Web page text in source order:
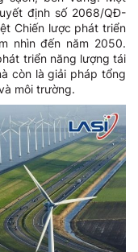
định số 2068/QĐ-
Chiến lược phát triển
nhìn đến năm 2050.
triển năng lượng tái
còn là giải pháp tổng
môi trường.